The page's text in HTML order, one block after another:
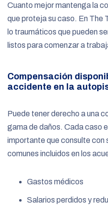
Cuanto mejor mantenga la
que proteja su caso. En The
lo traumáticos que pueden
listos para comenzar a
Compensación
accidente en la
Puede tener derecho a una
gama de daños. Cada caso
importante que consulte con
comunes incluidos en los
Gastos médicos
Salarios perdidos y